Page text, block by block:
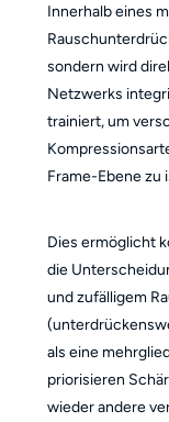
Innerhalb eines
sondern wird
Netzwerks
trainiert, um
Frame-Ebene zu
Dies ermöglicht
die
und zufälligem
als eine
priorisieren
wieder andere